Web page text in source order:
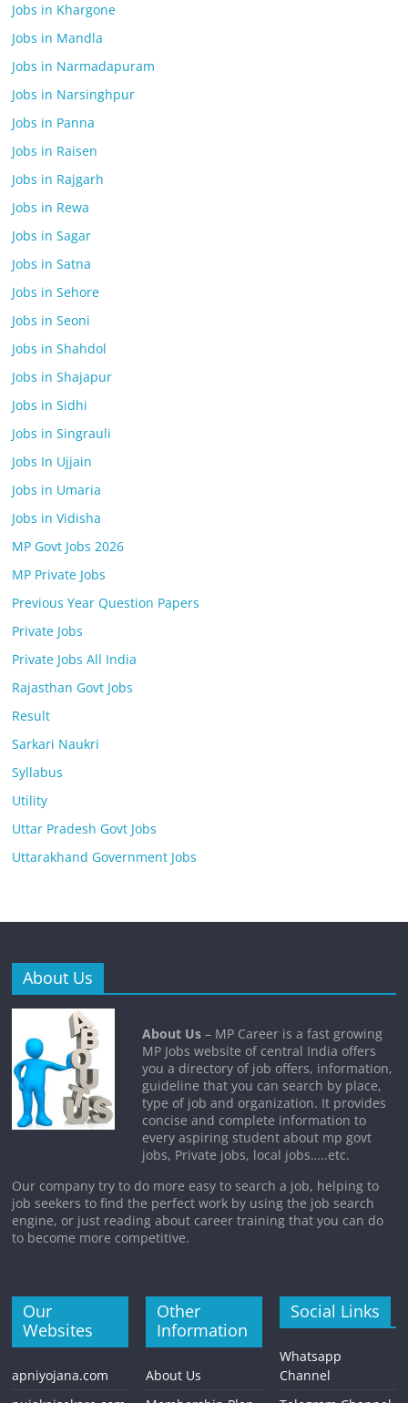
Jobs in Khargone
Jobs in Mandla
Jobs in Narmadapuram
Jobs in Narsinghpur
Jobs in Panna
Jobs in Raisen
Jobs in Rajgarh
Jobs in Rewa
Jobs in Sagar
Jobs in Satna
Jobs in Sehore
Jobs in Seoni
Jobs in Shahdol
Jobs in Shajapur
Jobs in Sidhi
Jobs in Singrauli
Jobs In Ujjain
Jobs in Umaria
Jobs in Vidisha
MP Govt Jobs 2026
MP Private Jobs
Previous Year Question Papers
Private Jobs
Private Jobs All India
Rajasthan Govt Jobs
Result
Sarkari Naukri
Syllabus
Utility
Uttar Pradesh Govt Jobs
Uttarakhand Government Jobs
About Us
About Us – MP Career is a fast growing
MP Jobs website of central India offers
you a directory of job offers, information,
guideline that you can search by place,
type of job and organization. It provides
concise and complete information to
every aspiring student about mp govt
jobs, Private jobs, local jobs…..etc.
Our company try to do more easy to search a job, helping to
job seekers to find the perfect work by using the job search
engine, or just reading about career training that you can do
to become more competitive.
Our
Websites
apniyojana.com
Other
Information
About Us
Social Links
Whatsapp
Channel